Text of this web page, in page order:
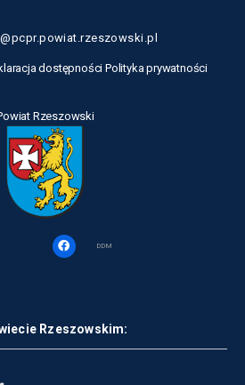
dostępności Polityka prywatności
Rzeszowski
DDM
Rzeszowskim: